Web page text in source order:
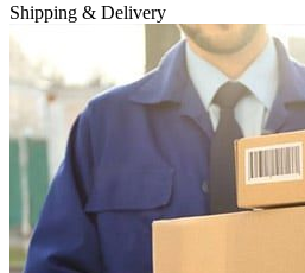
Shipping & Delivery